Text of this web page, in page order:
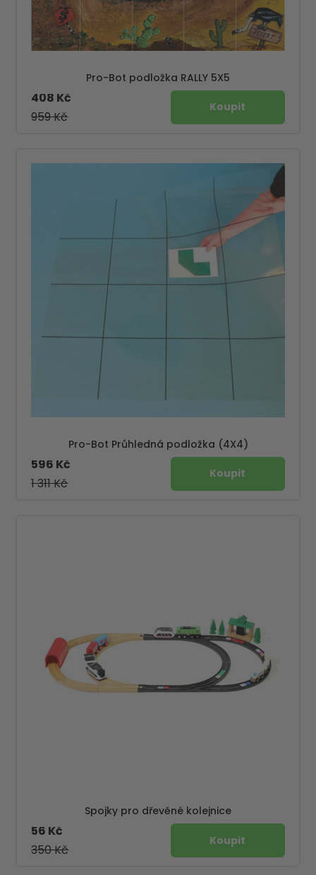
Pro-Bot podložka RALLY 5X5
959 Kč
408 Kč
Pro-Bot Průhledná podložka (4X4)
1 311 Kč
596 Kč
Spojky pro dřevěné kolejnice
350 Kč
56 Kč